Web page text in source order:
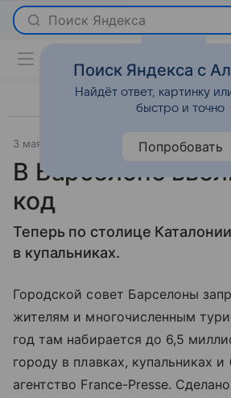
Поиск Яндекса
3 мая 2011
В Барселоне
код
Теперь по столице
в купальниках.
Городской совет Барселоны
жителям и многочисленным
год там набирается до 6,5
городу в плавках, купальниках
агентство France-Presse.
Поиск Яндекса с
Найдёт ответ, картинку
быстро и точно
Попробовать